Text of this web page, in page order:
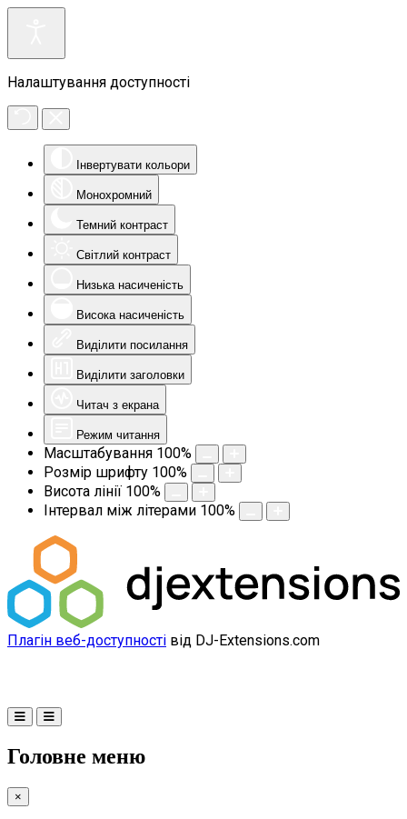
Налаштування доступності
Інвертувати кольори
Монохромний
Темний контраст
Світлий контраст
Низька насиченість
Висока насиченість
Виділити посилання
Виділити заголовки
Читач з екрана
Режим читання
Масштабування 100%
Розмір шрифту 100%
Висота лінії 100%
Інтервал між літерами 100%
Плагін веб-доступності від DJ-Extensions.com
Головне меню
×